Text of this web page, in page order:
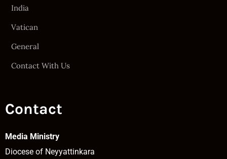
India
Vatican
General
Contact With Us
Contact
Media Ministry
Diocese of Neyyattinkara